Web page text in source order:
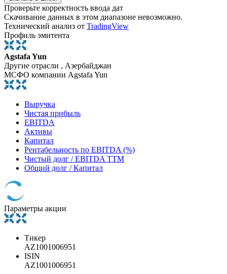
Проверьте корректность ввода дат
Скачивание данных в этом диапазоне невозможно.
Технический анализ от TradingView
Профиль эмитента
Agstafa Yun
Другие отрасли , Азербайджан
МСФО компании Agstafa Yun
Выручка
Чистая прибыль
EBITDA
Активы
Капитал
Рентабельность по EBITDA (%)
Чистый долг / EBITDA TTM
Общий долг / Капитал
Параметры акции
Тикер
AZ1001006951
ISIN
AZ1001006951